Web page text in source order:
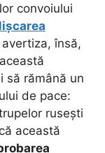
convoiului
avertiza, însă,
să rămână un
de pace:
rusești
această